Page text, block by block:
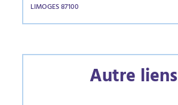
LIMOGES 87100
Autre liens